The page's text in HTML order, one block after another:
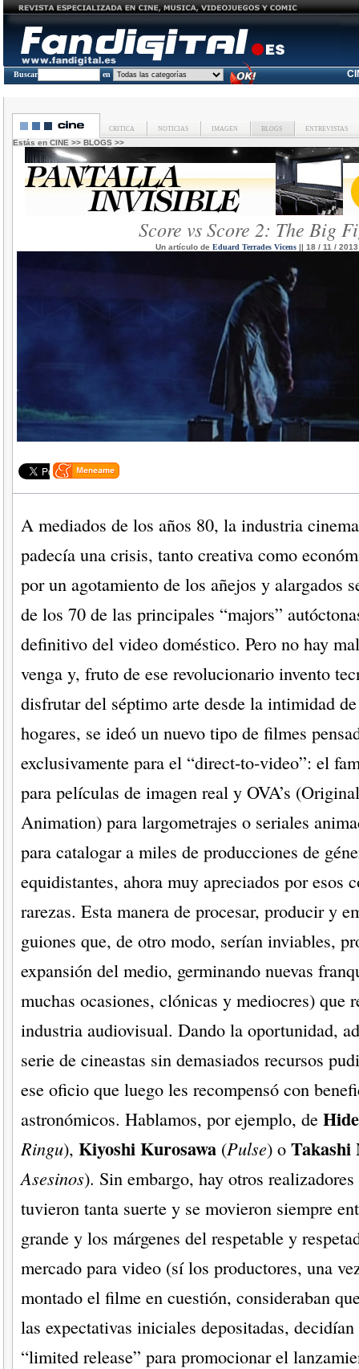
Buscar en
CRITICA NOTICIAS IMAGEN BLOGS ENTREVISTAS
Estás en CINE >> BLOGS >>
Score vs Score 2: The Big
Un artículo de Eduard Terrades Vicens || 18 / 11 / 2013
A mediados de los años 80, la industria
padecía una crisis, tanto creativa como
por un agotamiento de los añejos y alargados
de los 70 de las principales “majors”
definitivo del video doméstico. Pero no hay
venga y, fruto de ese revolucionario invento
disfrutar del séptimo arte desde la intimidad
hogares, se ideó un nuevo tipo de filmes
exclusivamente para el “direct-to-video”: el
para películas de imagen real y OVA’s
Animation) para largometrajes o seriales
para catalogar a miles de producciones de
equidistantes, ahora muy apreciados por esos
rarezas. Esta manera de procesar, producir y
guiones que, de otro modo, serían inviables,
expansión del medio, germinando nuevas
muchas ocasiones, clónicas y mediocres) que
industria audiovisual. Dando la oportunidad,
serie de cineastas sin demasiados recursos
ese oficio que luego les recompensó con
astronómicos. Hablamos, por ejemplo, de
Ringu), Kiyoshi Kurosawa(Pulse) o Takashi
Asesinos). Sin embargo, hay otros
tuvieron tanta suerte y se movieron siempre
grande y los márgenes del respetable y
mercado para video (sí los productores, una
montado el filme en cuestión, consideraban
las expectativas iniciales depositadas,
“limited release” para promocionar el